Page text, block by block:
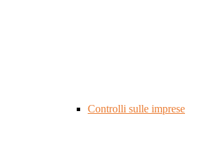
Controlli sulle imprese